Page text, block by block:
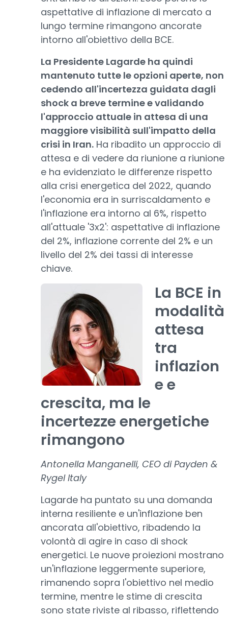
aspettative di inflazione di mercato a
lungo termine rimangono ancorate
intorno all'obiettivo della BCE.
La Presidente Lagarde ha quindi
mantenuto tutte le opzioni aperte, non
cedendo all'incertezza guidata dagli
shock a breve termine e validando
l'approccio attuale in attesa di una
maggiore visibilità sull'impatto della
crisi in Iran. Ha ribadito un approccio di
attesa e di vedere da riunione a riunione
e ha evidenziato le differenze rispetto
alla crisi energetica del 2022, quando
l'economia era in surriscaldamento e
l'inflazione era intorno al 6%, rispetto
all'attuale '3x2': aspettative di inflazione
del 2%, inflazione corrente del 2% e un
livello del 2% dei tassi di interesse
chiave.
La BCE in
modalità
attesa
tra
inflazion
e e
crescita, ma le
incertezze energetiche
rimangono
Antonella Manganelli, CEO di Payden &
Rygel Italy
Lagarde ha puntato su una domanda
interna resiliente e un'inflazione ben
ancorata all'obiettivo, ribadendo la
volontà di agire in caso di shock
energetici. Le nuove proiezioni mostrano
un'inflazione leggermente superiore,
rimanendo sopra l'obiettivo nel medio
termine, mentre le stime di crescita
sono state riviste al ribasso, riflettendo